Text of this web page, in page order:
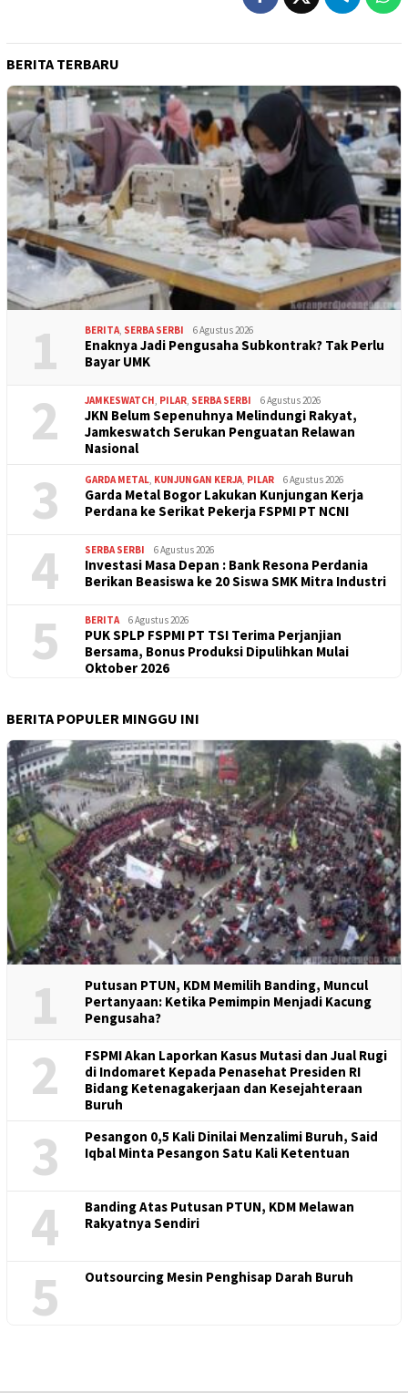
BERITA TERBARU
1 BERITA, SERBA SERBI 6 Agustus 2026
Enaknya Jadi Pengusaha Subkontrak? Tak Perlu
Bayar UMK
2 JAMKESWATCH, PILAR, SERBA SERBI 6 Agustus 2026
JKN Belum Sepenuhnya Melindungi Rakyat,
Jamkeswatch Serukan Penguatan Relawan
Nasional
3 GARDA METAL, KUNJUNGAN KERJA, PILAR 6 Agustus 2026
Garda Metal Bogor Lakukan Kunjungan Kerja
Perdana ke Serikat Pekerja FSPMI PT NCNI
4 SERBA SERBI 6 Agustus 2026
Investasi Masa Depan : Bank Resona Perdania
Berikan Beasiswa ke 20 Siswa SMK Mitra Industri
5 BERITA 6 Agustus 2026
PUK SPLP FSPMI PT TSI Terima Perjanjian
Bersama, Bonus Produksi Dipulihkan Mulai
Oktober 2026
BERITA POPULER MINGGU INI
1
Putusan PTUN, KDM Memilih Banding, Muncul
Pertanyaan: Ketika Pemimpin Menjadi Kacung
Pengusaha?
2
FSPMI Akan Laporkan Kasus Mutasi dan Jual Rugi
di Indomaret Kepada Penasehat Presiden RI
Bidang Ketenagakerjaan dan Kesejahteraan
Buruh
3
Pesangon 0,5 Kali Dinilai Menzalimi Buruh, Said
Iqbal Minta Pesangon Satu Kali Ketentuan
4
Banding Atas Putusan PTUN, KDM Melawan
Rakyatnya Sendiri
5 Outsourcing Mesin Penghisap Darah Buruh